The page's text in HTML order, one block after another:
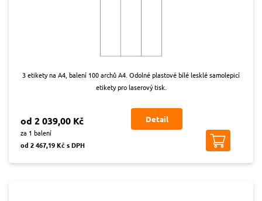
3 etikety na A4, balení 100 archů A4. Odolné plastové bílé lesklé samolepicí
etikety pro laserový tisk.
od 2 039,00 Kč
za 1 balení
od 2 467,19 Kč s DPH
Detail